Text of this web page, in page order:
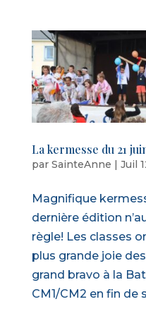
La kermesse du 21
par SainteAnne | Juil
Magnifique
dernière édition
règle! Les classes
plus grande joie
grand bravo à la
CM1/CM2 en fin de